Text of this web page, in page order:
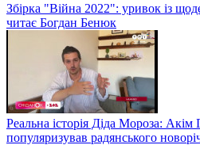
Збірка "Війна 2022": уривок із
читає Богдан Бенюк
Реальна історія Діда Мороза: Акім
популяризував радянського